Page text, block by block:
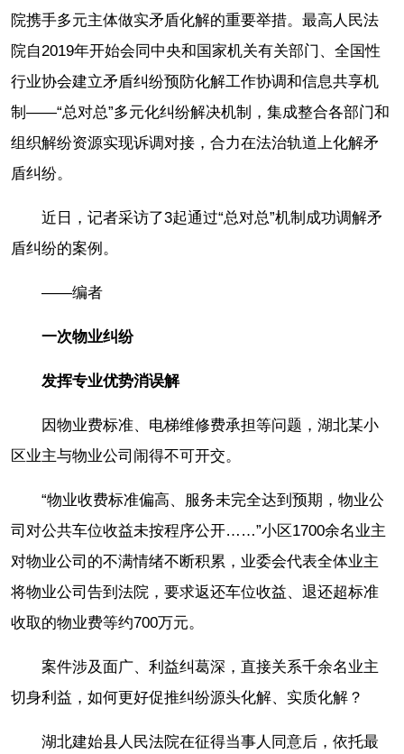
院携手多元主体做实矛盾化解的重要举措。最高人民法
院自2019年开始会同中央和国家机关有关部门、全国性
行业协会建立矛盾纠纷预防化解工作协调和信息共享机
制——“总对总”多元化纠纷解决机制，集成整合各部门和
组织解纷资源实现诉调对接，合力在法治轨道上化解矛
盾纠纷。
近日，记者采访了3起通过“总对总”机制成功调解矛
盾纠纷的案例。
——编者
一次物业纠纷
发挥专业优势消误解
因物业费标准、电梯维修费承担等问题，湖北某小
区业主与物业公司闹得不可开交。
“物业收费标准偏高、服务未完全达到预期，物业公
司对公共车位收益未按程序公开……”小区1700余名业主
对物业公司的不满情绪不断积累，业委会代表全体业主
将物业公司告到法院，要求返还车位收益、退还超标准
收取的物业费等约700万元。
案件涉及面广、利益纠葛深，直接关系千余名业主
切身利益，如何更好促推纠纷源头化解、实质化解？
湖北建始县人民法院在征得当事人同意后，依托最